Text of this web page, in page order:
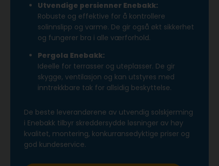
Utvendige persienner Enebakk:
Robuste og effektive for å kontrollere
solinnslipp og varme. De gir også økt sikkerhet
og fungerer bra i alle værforhold.
Pergola Enebakk:
Ideelle for terrasser og uteplasser. De gir
skygge, ventilasjon og kan utstyres med
inntrekkbare tak for allsidig beskyttelse.
De beste leverandørene av utvendig solskjerming
i Enebakk tilbyr skreddersydde løsninger av høy
kvalitet, montering, konkurransedyktige priser og
god kundeservice.